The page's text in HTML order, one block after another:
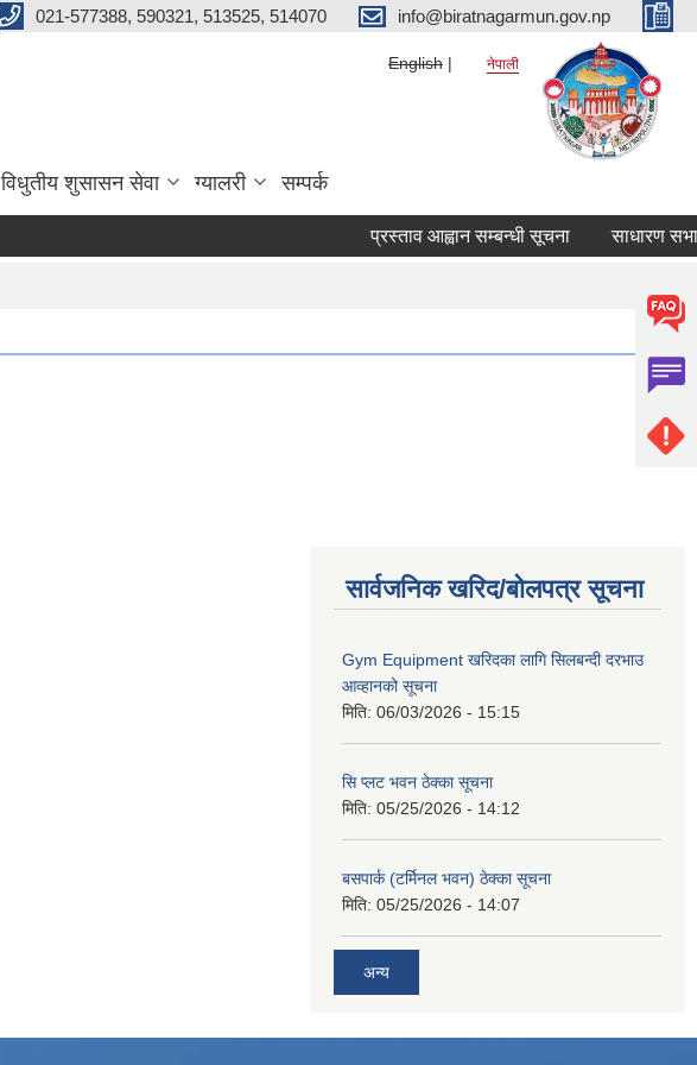
021-577388, 590321, 513525, 514070 info@biratnagarmun.gov.np
English नेपाली
विधुतीय शुसासन सेवा ग्यालरी सम्पर्क
प्रस्ताव आह्वान सम्बन्धी सूचना साधारण
सार्वजनिक खरिद/बोलपत्र सूचना
Gym Equipment खरिदका लागि सिलबन्दी दरभाउ
आव्हानको सूचना
मिति: 06/03/2026 - 15:15
सि प्लट भवन ठेक्का सूचना
मिति: 05/25/2026 - 14:12
बसपार्क (टर्मिनल भवन) ठेक्का सूचना
मिति: 05/25/2026 - 14:07
अन्य